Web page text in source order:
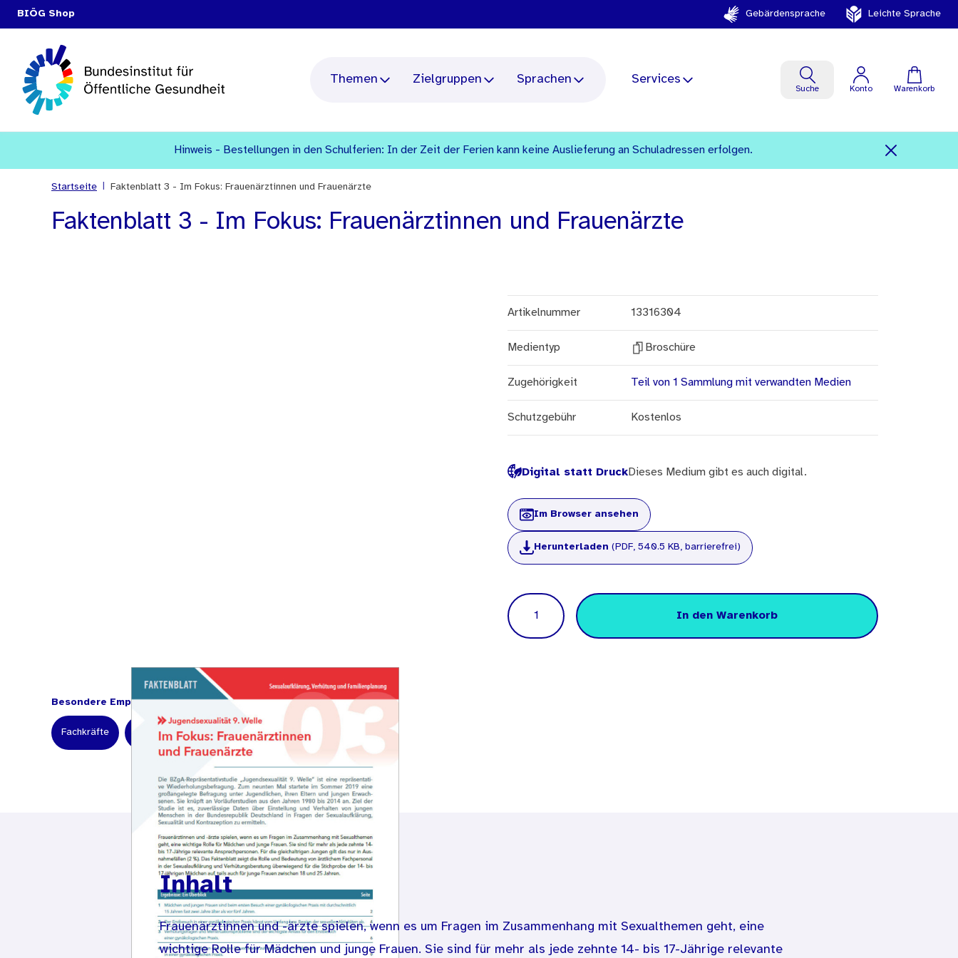
BIÖG Shop Gebärdensprache Leichte Sprache
Themen Zielgruppen Sprachen Services
Suche Konto Warenkorb
Hinweis - Bestellungen in den Schulferien: In der Zeit der Ferien kann keine Auslieferung an Schuladressen erfolgen.
Startseite Faktenblatt 3 - Im Fokus: Frauenärztinnen und Frauenärzte
Faktenblatt 3 - Im Fokus: Frauenärztinnen und Frauenärzte
Artikelnummer 13316304
Medientyp Broschüre
Zugehörigkeit Teil von 1 Sammlung mit verwandten Medien
Schutzgebühr Kostenlos
Digital statt DruckDieses Medium gibt es auch digital.
Im Browser ansehen
Herunterladen (PDF, 540.5 KB, barrierefrei)
Menge
In den Warenkorb
Besondere Empfehlung für:
Fachkräfte Wissenschaftler und Forscher
Inhalt
Frauenärztinnen und -ärzte spielen, wenn es um Fragen im Zusammenhang mit Sexualthemen geht, eine
wichtige Rolle für Mädchen und junge Frauen. Sie sind für mehr als jede zehnte 14- bis 17-Jährige relevante